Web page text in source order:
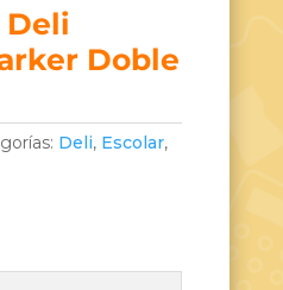
Deli
Doble
Deli, Escolar,